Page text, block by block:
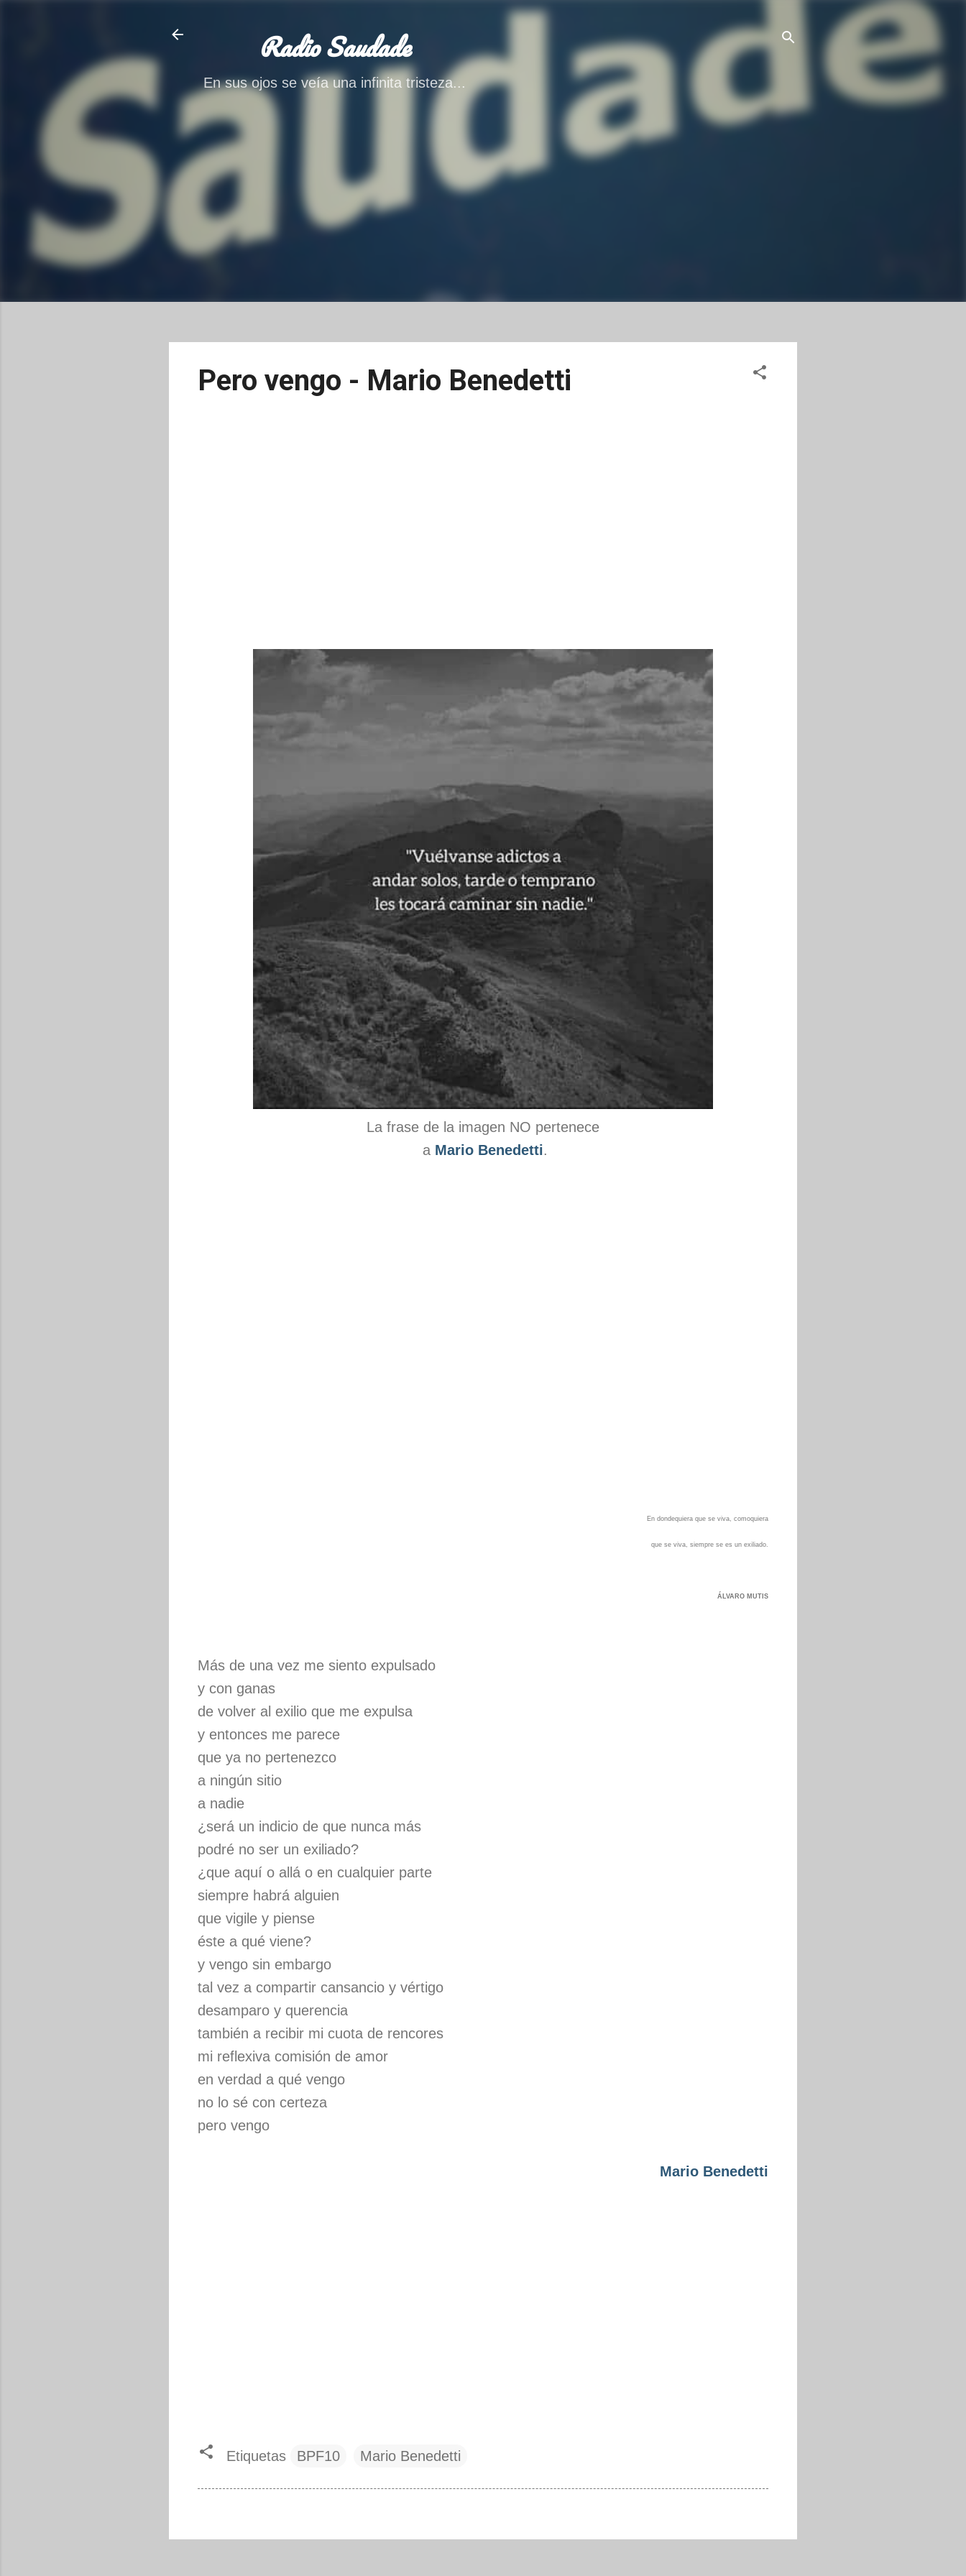
Ir al contenido principal
Radio Saudade
En sus ojos se veía una infinita tristeza...
Pero vengo - Mario Benedetti
La frase de la imagen NO pertenece
a Mario Benedetti.
En dondequiera que se viva, comoquiera
que se viva, siempre se es un exiliado.
ÁLVARO MUTIS
Más de una vez me siento expulsado
y con ganas
de volver al exilio que me expulsa
y entonces me parece
que ya no pertenezco
a ningún sitio
a nadie
¿será un indicio de que nunca más
podré no ser un exiliado?
¿que aquí o allá o en cualquier parte
siempre habrá alguien
que vigile y piense
éste a qué viene?
y vengo sin embargo
tal vez a compartir cansancio y vértigo
desamparo y querencia
también a recibir mi cuota de rencores
mi reflexiva comisión de amor
en verdad a qué vengo
no lo sé con certeza
pero vengo
Mario Benedetti
Etiquetas BPF10 Mario Benedetti